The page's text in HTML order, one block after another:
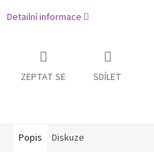
Detailní informace
ZEPTAT SE SDÍLET
Popis Diskuze